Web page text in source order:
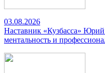
03.08.2026
Наставник «Кузбасса»
ментальность и